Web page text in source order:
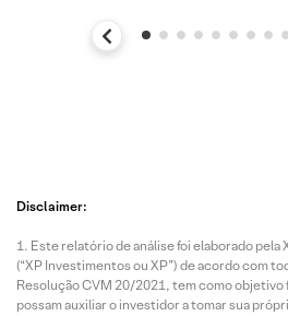
Disclaimer:
Este relatório de análise foi elaborado pela
(“XP Investimentos ou XP”) de acordo com
Resolução CVM 20/2021, tem como
possam auxiliar o investidor a tomar sua